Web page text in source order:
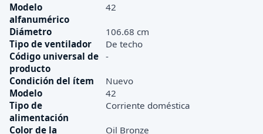
Modelo
alfanumérico
42
Diámetro
106.68 cm
Tipo de ventilador
De techo
Código universal de
producto
-
Condición del ítem
Nuevo
Modelo
42
Tipo de
alimentación
Corriente doméstica
Color de la
Oil Bronze